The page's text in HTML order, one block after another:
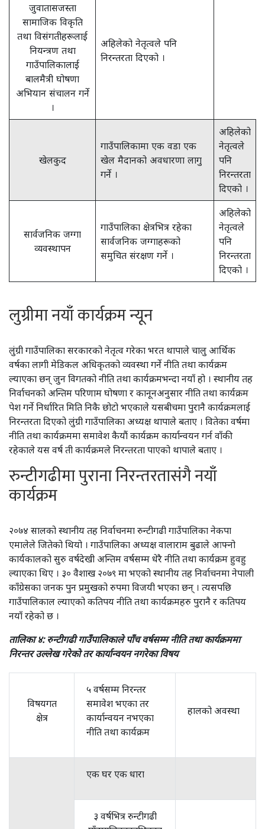
जुवातासजस्ता
सामाजिक विकृति
तथा विसंगतीहरूलाई
नियन्त्रण तथा
गाउँपालिकालाई
बालमैत्री घोषणा
अभियान संचालन गर्ने
।
अहिलेको नेतृत्वले पनि
निरन्तरता दिएको ।
खेलकुद
गाउँपालिकामा एक वडा एक
खेल मैदानको अवधारणा लागु
गर्ने ।
अहिलेको
नेतृत्वले
पनि
निरन्तरता
दिएको ।
सार्वजनिक जग्गा
व्यवस्थापन
गाउँपालिका क्षेत्रभित्र रहेका
सार्वजनिक जग्गाहरूको
समुचित संरक्षण गर्ने ।
अहिलेको
नेतृत्वले
पनि
निरन्तरता
दिएको ।
लुग्रीमा नयाँ कार्यक्रम न्यून
लुंग्री गाउँपालिका सरकारको नेतृत्व गरेका भरत थापाले चालु आर्थिक
वर्षका लागी मेडिकल अधिकृतको व्यवस्था गर्ने नीति तथा कार्यक्रम
ल्याएका छन् जुन विगतको नीति तथा कार्यक्रमभन्दा नयाँ हो । स्थानीय तह
निर्वाचनको अन्तिम परिणाम घोषणा र कानूनअनुसार नीति तथा कार्यक्रम
पेश गर्ने निर्धारित मिति निकै छोटो भएकाले यसबीचमा पुरानै कार्यक्रमलाई
निरन्तरता दिएको लुंग्री गाउँपालिका अध्यक्ष थापाले बताए । वितेका वर्षमा
नीति तथा कार्यक्रममा समावेश कैयौं कार्यक्रम कार्यान्वयन गर्न वाँकी
रहेकाले यस वर्ष ती कार्यक्रमले निरन्तरता पाएको थापाले बताए ।
रुन्टीगढीमा पुराना निरन्तरतासंगै नयाँ
कार्यक्रम
२०७४ सालको स्थानीय तह निर्वाचनमा रुन्टीगढी गाउँपालिका नेकपा
एमालेले जितेको थियो । गाउँपालिका अध्यक्ष वालाराम बुढाले आफ्नो
कार्यकालको सुरु वर्षदेखी अन्तिम वर्षसम्म धेरै नीति तथा कार्यक्रम हुवहु
ल्याएका थिए । ३० वैशाख २०७९ मा भएको स्थानीय तह निर्वाचनमा नेपाली
काँग्रेसका जनक पुन प्रमुखको रुपमा विजयी भएका छन् । त्यसपछि
गाउँपालिकाल ल्याएको कतिपय नीति तथा कार्यक्रमहरु पुरानै र कतिपय
नयाँ रहेको छ ।
तालिका ४: रुन्टीगढी गाउँपालिकाले पाँच वर्षसम्म नीति तथा कार्यक्रममा
निरन्तर उल्लेख गरेको तर कार्यान्वयन नगरेका विषय
विषयगत
क्षेत्र
५ वर्षसम्म निरन्तर
समावेश भएका तर
कार्यान्वयन नभएका
नीति तथा कार्यक्रम
हालको अवस्था
एक घर एक धारा
३ वर्षभित्र रुन्टीगढी